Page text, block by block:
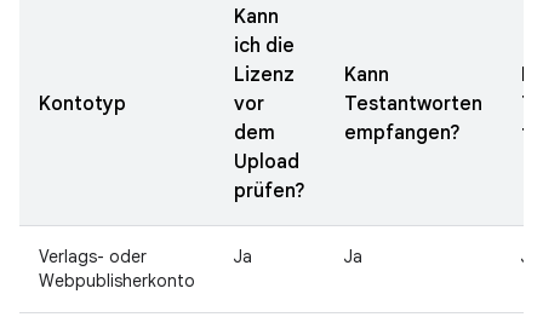
Kontotyp
Kann
ich die
Lizenz
vor
dem
Upload
prüfen?
Kann
Testantworten
empfangen?
Verlags- oder
Webpublisherkonto
Ja Ja Ja